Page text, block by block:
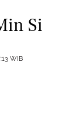
Si
WIB